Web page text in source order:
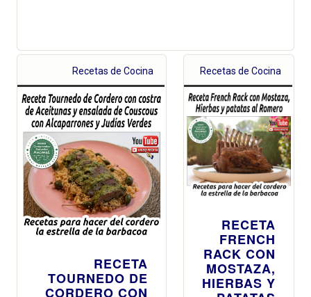
Recetas de Cocina
RECETA
TOURNEDO DE
CORDERO CON
Recetas de Cocina
RECETA
FRENCH
RACK CON
MOSTAZA,
HIERBAS Y